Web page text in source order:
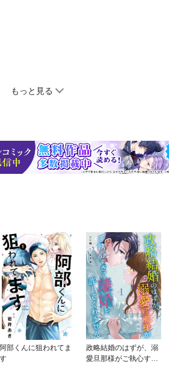
もっと見る
阿部くんに狙われてま
す
政略結婚のはずが、溺
愛旦那様がご執心すぎ